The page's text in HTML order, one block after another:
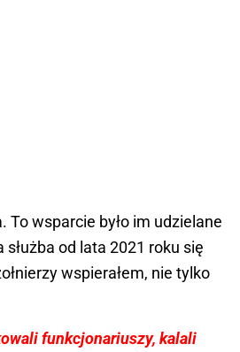
wsparcie było im udzielane
od lata 2021 roku się
wspierałem, nie tylko
funkcjonariuszy, kalali